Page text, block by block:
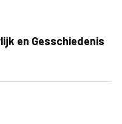
en Gesschiedenis